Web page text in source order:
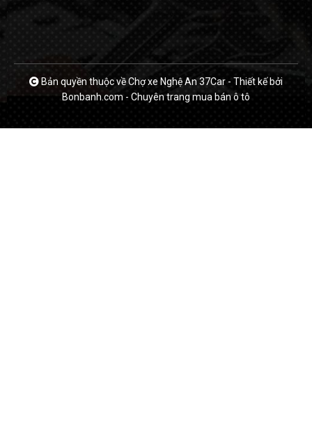
Bản quyền thuộc về Chợ xe Nghệ An 37Car - Thiết kế bởi
Bonbanh.com - Chuyên trang mua bán ô tô